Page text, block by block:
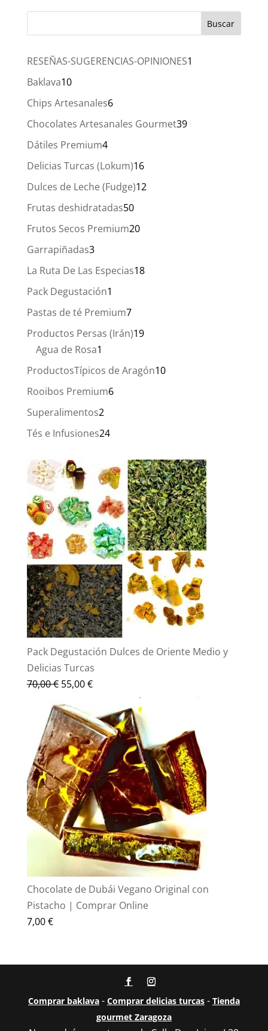
desde
hasta
RESEÑAS-SUGERENCIAS-OPINIONES1
Baklava1010
productos
Chips Artesanales66
productos
Chocolates Artesanales Gourmet3939
Dátiles Premium44
productos
Delicias Turcas (Lokum)1616
productos
Dulces de Leche (Fudge)1212
Frutas deshidratadas5050
productos
Frutos Secos Premium2020
Garrapiñadas33
productos
La Ruta De Las Especias1818
Pack Degustación1
producto
Pastas de té Premium77
productos
Productos Persas (Irán)1919
Agua de Rosa1
producto
ProductosTípicos de Aragón1010
Rooibos Premium66
Superalimentos22
productos
Tés e Infusiones2424
Pack Degustación Dulces de Oriente Medio y
Delicias Turcas
70,00€ El
original
era:
70,00 €.
55,00€El
actual
es:
55,00 €.
Chocolate de Dubái Vegano Original con
Pistacho | Comprar Online
7,00€
Comprar baklava- Comprar delicias turcas- Tienda
gourmet Zaragoza